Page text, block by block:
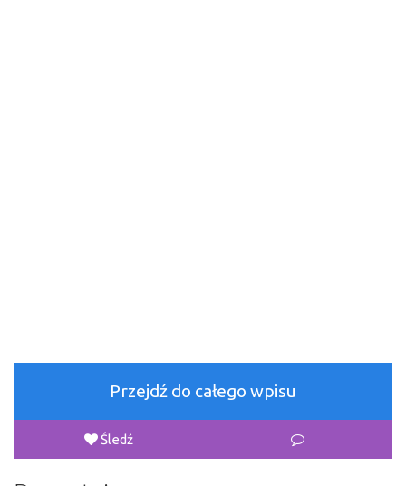
Przejdź do całego wpisu
Śledź